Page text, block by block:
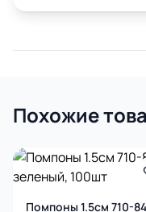
Похожие
Помпоны 1.5см 710-